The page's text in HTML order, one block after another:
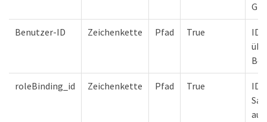
Benutzer-ID Zeichenkette Pfad True
ID
roleBinding_id Zeichenkette Pfad True
ID